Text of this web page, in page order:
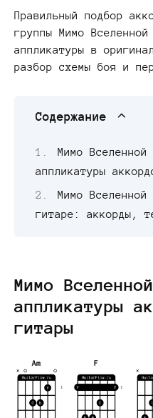
Правильный подбор
группы Мимо Вселенной
аппликатуры в
разбор схемы боя и
Содержание
Мимо
аппликатуры
Мимо
гитаре: аккорды,
Мимо
аппликатуры
гитары